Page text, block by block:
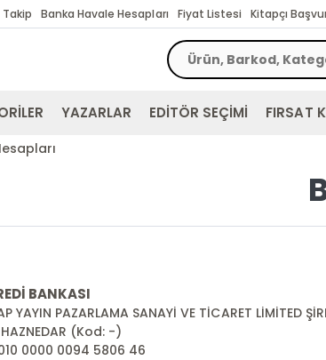
Takip Banka Havale Hesapları Fiyat Listesi Kitapçı
YAZARLAR EDİTÖR SEÇİMİ FIRSAT
BANKASI
YAYIN PAZARLAMA SANAYİ VE TİCARET LİMİTED
HAZNEDAR (Kod: -)
0000 0094 5806 46